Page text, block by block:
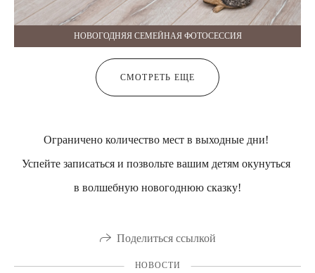
НОВОГОДНЯЯ СЕМЕЙНАЯ ФОТОСЕССИЯ
СМОТРЕТЬ ЕЩЕ
Ограничено количество мест в выходные дни!
Успейте записаться и позвольте вашим детям окунуться
в волшебную новогоднюю сказку!
Поделиться ссылкой
НОВОСТИ